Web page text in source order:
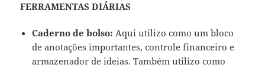
FERRAMENTAS DIÁRIAS
Caderno de bolso: Aqui utilizo como um bloco
de anotações importantes, controle financeiro e
armazenador de ideias. Também utilizo como